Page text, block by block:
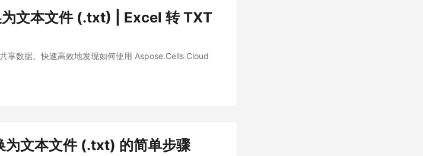
文本文件 (.txt) | Excel 转 TXT
享数据。快速高效地发现如何使用 Aspose.Cells Cloud
文本文件 (.txt) 的简单步骤